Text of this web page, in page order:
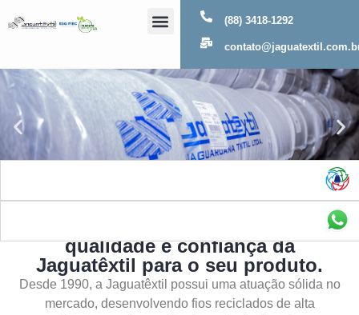
(88) 3418-1292
qualidade e confiança da
Jaguatêxtil para o seu produto.
Desde 1990, a Jaguatêxtil possui uma atuação sólida no
mercado, desenvolvendo fios reciclados de alta